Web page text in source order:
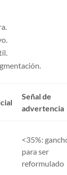
Señal de
advertencia
<35%:
para ser
reformulado